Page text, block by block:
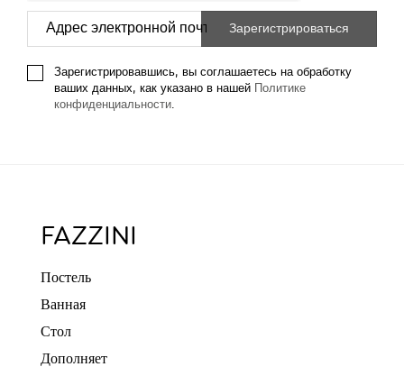
Зарегистрировавшись, вы соглашаетесь на обработку
ваших данных, как указано в нашей
Политике
конфиденциальности.
FAZZINI
Постель
Ванная
Стол
Дополняет